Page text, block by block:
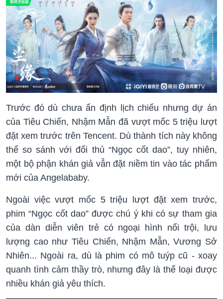
Trước đó dù chưa ấn định lịch chiếu nhưng dự án
của Tiêu Chiến, Nhậm Mẫn đã vượt mốc 5 triệu lượt
đặt xem trước trên Tencent. Dù thành tích này không
thể so sánh với đối thủ “Ngọc cốt dao”, tuy nhiên,
một bộ phận khán giả vẫn đặt niềm tin vào tác phẩm
mới của Angelababy.
Ngoài việc vượt mốc 5 triệu lượt đặt xem trước,
phim “Ngọc cốt dao” được chú ý khi có sự tham gia
của dàn diễn viên trẻ có ngoại hình nổi trội, lưu
lượng cao như Tiêu Chiến, Nhậm Mẫn, Vương Sở
Nhiên... Ngoài ra, dù là phim có mô tuýp cũ - xoay
quanh tình cảm thầy trò, nhưng đây là thể loại được
nhiều khán giả yêu thích.